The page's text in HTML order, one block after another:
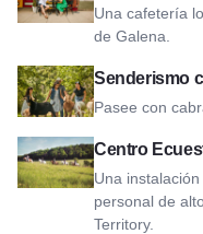
Una cafetería
de Galena.
Senderismo
Pasee con
Ver Hoof It Goat Treks
Centro
Una
personal de
Territory.
Ver el Centro Ecuestre